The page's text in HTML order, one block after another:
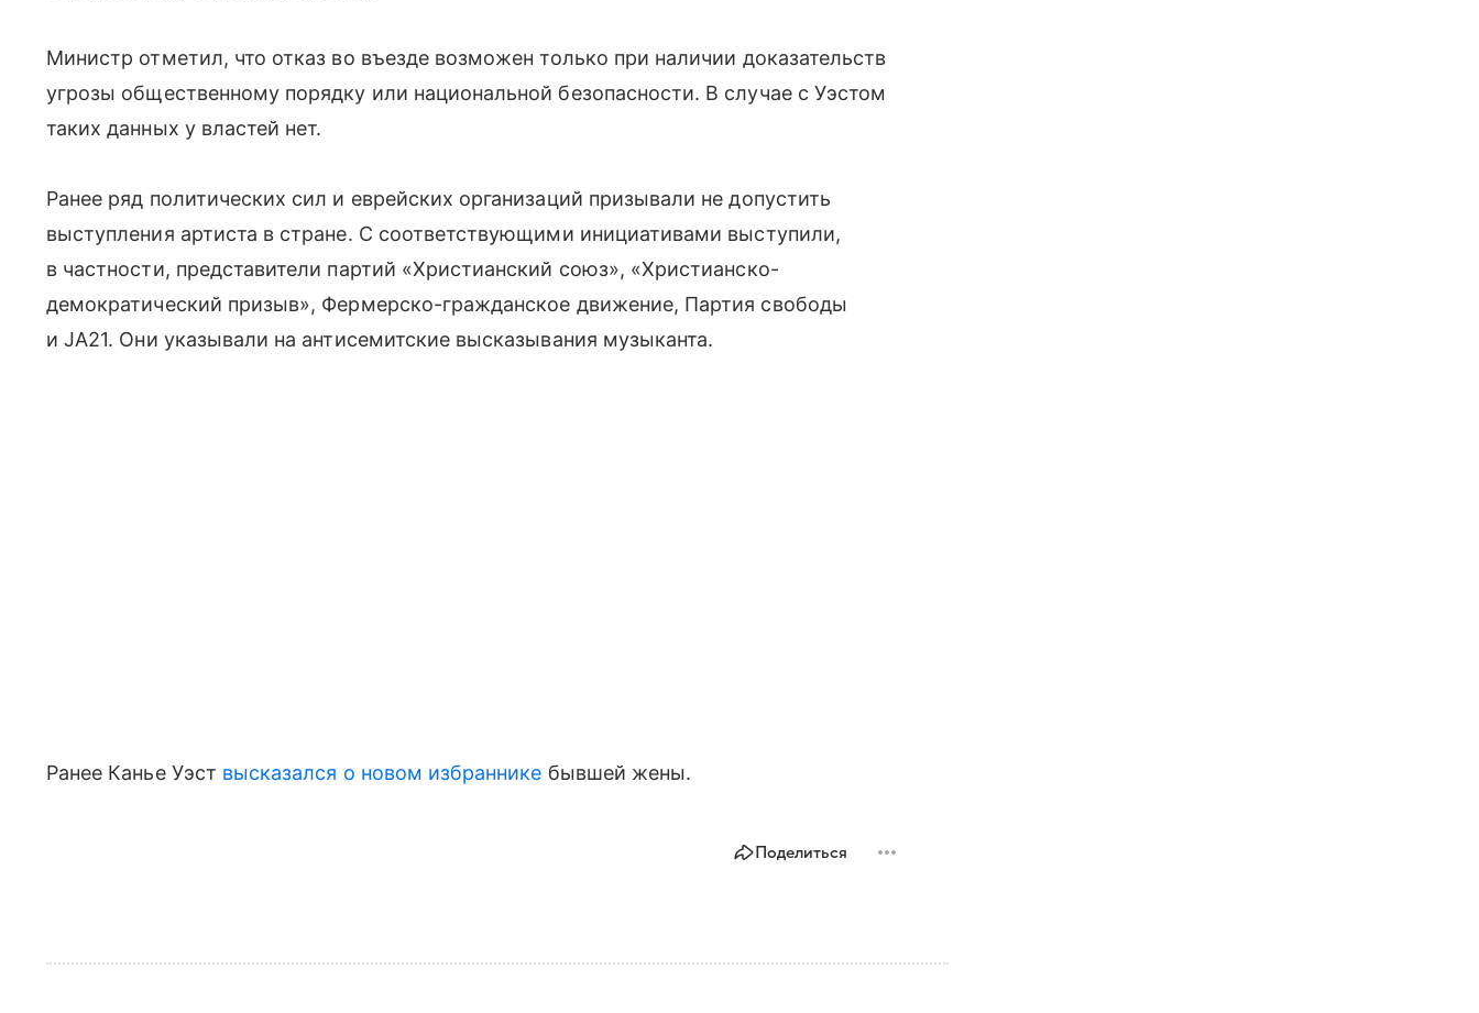
Министр отметил, что отказ во въезде возможен только при наличии доказательств
угрозы общественному порядку или национальной безопасности. В случае с Уэстом
таких данных у властей нет.
Ранее ряд политических сил и еврейских организаций призывали не допустить
выступления артиста в стране. С соответствующими инициативами выступили,
в частности, представители партий «Христианский союз», «Христианско-
демократический призыв», Фермерско-гражданское движение, Партия свободы
и JA21. Они указывали на антисемитские высказывания музыканта.
Ранее Канье Уэст высказался о новом избраннике бывшей жены.
Поделиться